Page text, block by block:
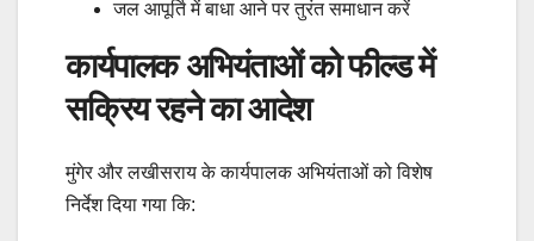
जल आपूर्ति में बाधा आने पर तुरंत समाधान करें
कार्यपालक अभियंताओं को फील्ड में
सक्रिय रहने का आदेश
मुंगेर और लखीसराय के कार्यपालक अभियंताओं को विशेष
निर्देश दिया गया कि: